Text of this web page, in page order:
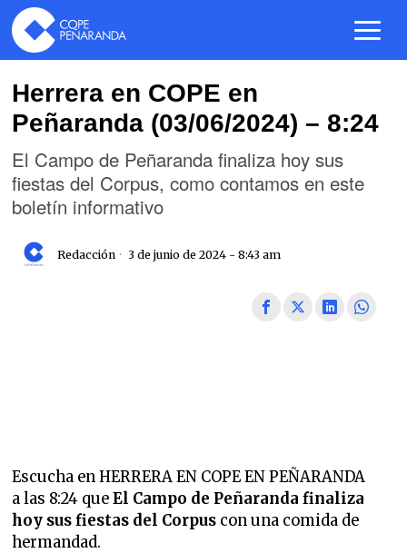
Herrera en COPE en
Peñaranda (03/06/2024) – 8:24
El Campo de Peñaranda finaliza hoy sus
fiestas del Corpus, como contamos en este
boletín informativo
Redacción 3 de junio de 2024 - 8:43 am
Escucha en HERRERA EN COPE EN PEÑARANDA
a las 8:24 queEl Campo de Peñaranda finaliza
hoy sus fiestas del Corpus con una comida de
hermandad.